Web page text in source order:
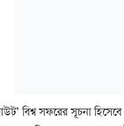
বিশ্ব সফরের সূচনা